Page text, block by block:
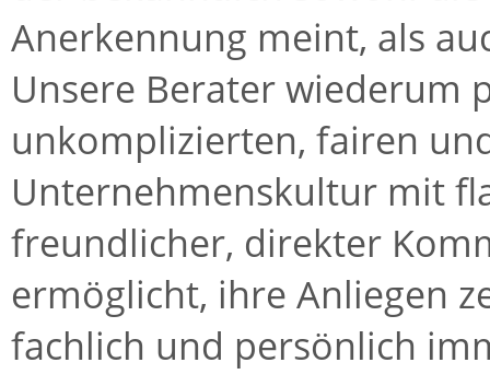
Anerkennung meint, als
Unsere Berater wiederum
unkomplizierten, fairen
Unternehmenskultur mit
freundlicher, direkter
ermöglicht, ihre Anliegen
fachlich und persönlich